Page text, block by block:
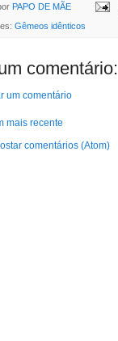
PAPO DE MÃE
Gêmeos idênticos
comentário:
um comentário
mais recente
comentários (Atom)